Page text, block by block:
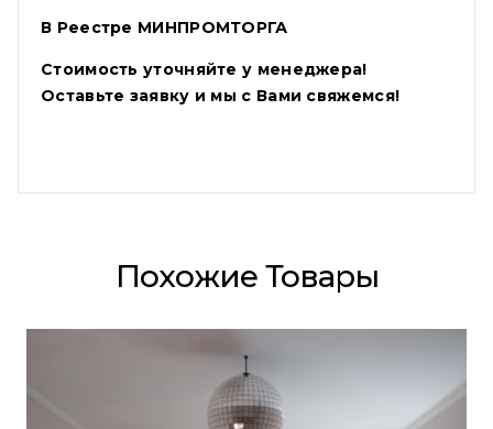
В Реестре МИНПРОМТОРГА
Стоимость уточняйте у менеджера!
Оставьте заявку и мы с Вами свяжемся!
Похожие Товары